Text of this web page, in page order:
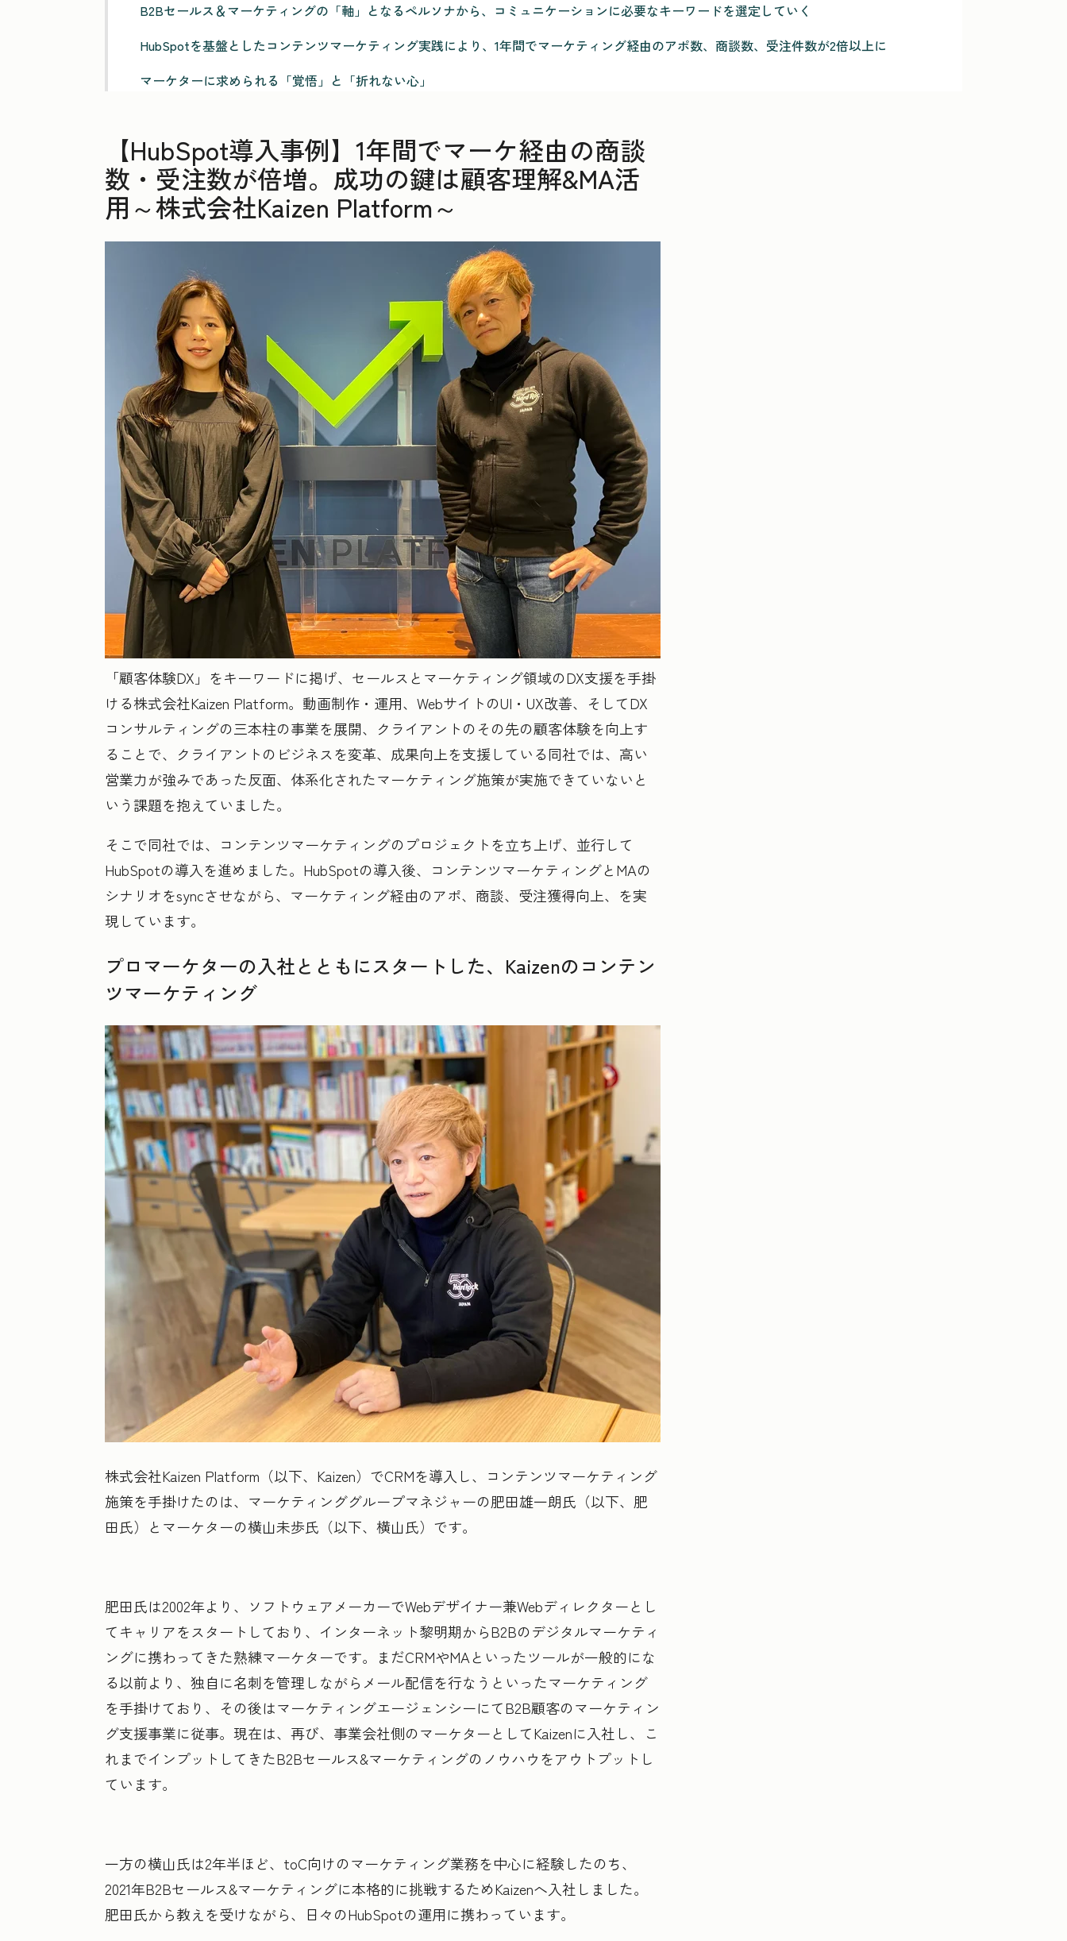
【HubSpot導入事例】1年間でマーケ経由の商談
数・受注数が倍増。成功の鍵は顧客理解&MA活
用～株式会社Kaizen Platform～
「顧客体験DX」をキーワードに掲げ、セールスとマーケティング領域のDX支援を手掛
ける株式会社Kaizen Platform。動画制作・運用、WebサイトのUI・UX改善、そしてDX
コンサルティングの三本柱の事業を展開、クライアントのその先の顧客体験を向上す
ることで、クライアントのビジネスを変革、成果向上を支援している同社では、高い
営業力が強みであった反面、体系化されたマーケティング施策が実施できていないと
いう課題を抱えていました。
そこで同社では、コンテンツマーケティングのプロジェクトを立ち上げ、並行して
HubSpotの導入を進めました。HubSpotの導入後、コンテンツマーケティングとMAの
シナリオをsyncさせながら、マーケティング経由のアポ、商談、受注獲得向上、を実
現しています。
プロマーケターの入社とともにスタートした、Kaizenのコンテン
ツマーケティング
株式会社Kaizen Platform（以下、Kaizen）でCRMを導入し、コンテンツマーケティング
施策を手掛けたのは、マーケティンググループマネジャーの肥田雄一朗氏（以下、肥
田氏）とマーケターの横山未歩氏（以下、横山氏）です。
肥田氏は2002年より、ソフトウェアメーカーでWebデザイナー兼Webディレクターとし
てキャリアをスタートしており、インターネット黎明期からB2Bのデジタルマーケティ
ングに携わってきた熟練マーケターです。まだCRMやMAといったツールが一般的にな
る以前より、独自に名刺を管理しながらメール配信を行なうといったマーケティング
を手掛けており、その後はマーケティングエージェンシーにてB2B顧客のマーケティン
グ支援事業に従事。現在は、再び、事業会社側のマーケターとしてKaizenに入社し、こ
れまでインプットしてきたB2Bセールス&マーケティングのノウハウをアウトプットし
ています。
一方の横山氏は2年半ほど、toC向けのマーケティング業務を中心に経験したのち、
2021年B2Bセールス&マーケティングに本格的に挑戦するためKaizenへ入社しました。
肥田氏から教えを受けながら、日々のHubSpotの運用に携わっています。
B2Bセールス＆マーケティングの「軸」となるペルソナから、コミュニケーションに必要なキーワードを選定していく
HubSpotを基盤としたコンテンツマーケティング実践により、1年間でマーケティング経由のアポ数、商談数、受注件数が2倍以上に
マーケターに求められる「覚悟」と「折れない心」